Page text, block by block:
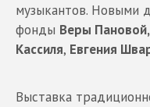
музыкантов. Новыми
фонды Веры
Кассиля, Евгения
Выставка